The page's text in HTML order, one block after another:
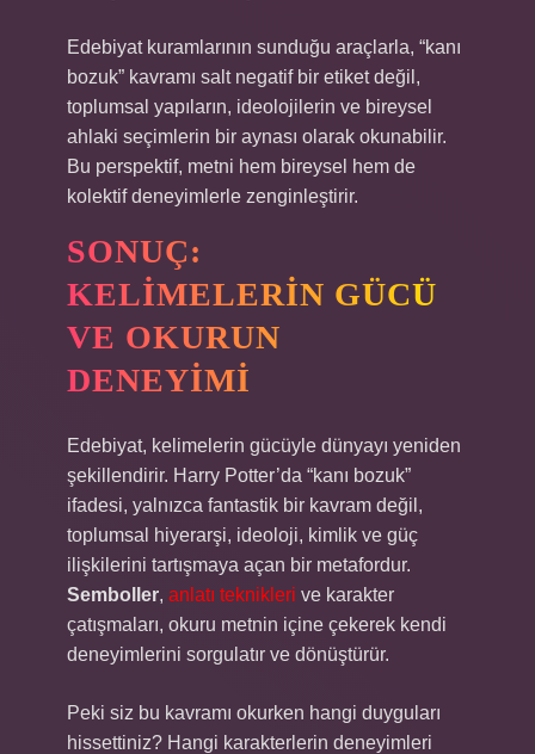
Edebiyat kuramlarının sunduğu araçlarla, “kanı
bozuk” kavramı salt negatif bir etiket değil,
toplumsal yapıların, ideolojilerin ve bireysel
ahlaki seçimlerin bir aynası olarak okunabilir.
Bu perspektif, metni hem bireysel hem de
kolektif deneyimlerle zenginleştirir.
SONUÇ:
KELIMELERIN GÜCÜ
VE OKURUN
DENEYIMI
Edebiyat, kelimelerin gücüyle dünyayı yeniden
şekillendirir. Harry Potter’da “kanı bozuk”
ifadesi, yalnızca fantastik bir kavram değil,
toplumsal hiyerarşi, ideoloji, kimlik ve güç
ilişkilerini tartışmaya açan bir metafordur.
Semboller, anlatı teknikleri ve karakter
çatışmaları, okuru metnin içine çekerek kendi
deneyimlerini sorgulatır ve dönüştürür.
Peki siz bu kavramı okurken hangi duyguları
hissettiniz? Hangi karakterlerin deneyimleri